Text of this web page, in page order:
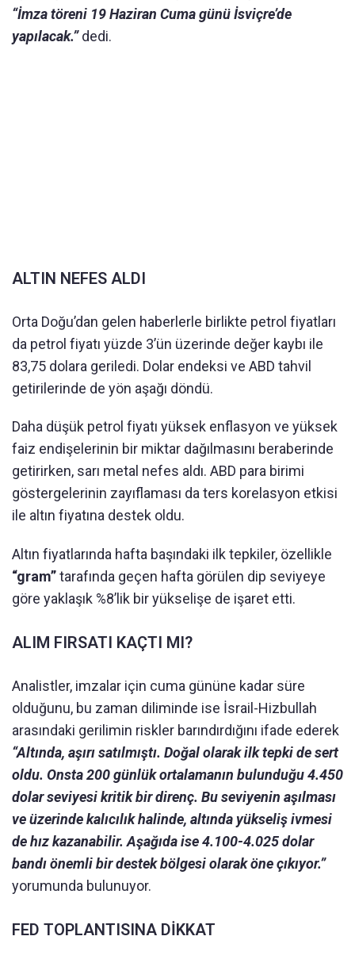
“İmza töreni 19 Haziran Cuma günü İsviçre’de
yapılacak.”dedi.
ALTIN NEFES ALDI
Orta Doğu’dan gelen haberlerle birlikte petrol fiyatları
da petrol fiyatı yüzde 3’ün üzerinde değer kaybı ile
83,75 dolara geriledi. Dolar endeksi ve ABD tahvil
getirilerinde de yön aşağı döndü.
Daha düşük petrol fiyatı yüksek enflasyon ve yüksek
faiz endişelerinin bir miktar dağılmasını beraberinde
getirirken, sarı metal nefes aldı. ABD para birimi
göstergelerinin zayıflaması da ters korelasyon etkisi
ile altın fiyatına destek oldu.
Altın fiyatlarında hafta başındaki ilk tepkiler, özellikle
“gram”tarafında geçen hafta görülen dip seviyeye
göre yaklaşık %8’lik bir yükselişe de işaret etti.
ALIM FIRSATI KAÇTI MI?
Analistler, imzalar için cuma gününe kadar süre
olduğunu, bu zaman diliminde ise İsrail-Hizbullah
arasındaki gerilimin riskler barındırdığını ifade ederek
“Altında, aşırı satılmıştı. Doğal olarak ilk tepki de sert
oldu. Onsta 200 günlük ortalamanın bulunduğu 4.450
dolar seviyesi kritik bir direnç. Bu seviyenin aşılması
ve üzerinde kalıcılık halinde, altında yükseliş ivmesi
de hız kazanabilir. Aşağıda ise 4.100-4.025 dolar
bandı önemli bir destek bölgesi olarak öne çıkıyor.”
yorumunda bulunuyor.
FED TOPLANTISINA DİKKAT